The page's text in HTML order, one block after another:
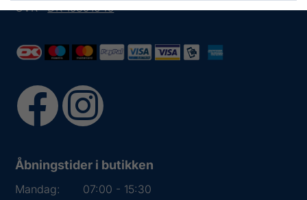
CVR: DK 15891645
Åbningstider i butikken
Mandag:
07:00 - 15:30